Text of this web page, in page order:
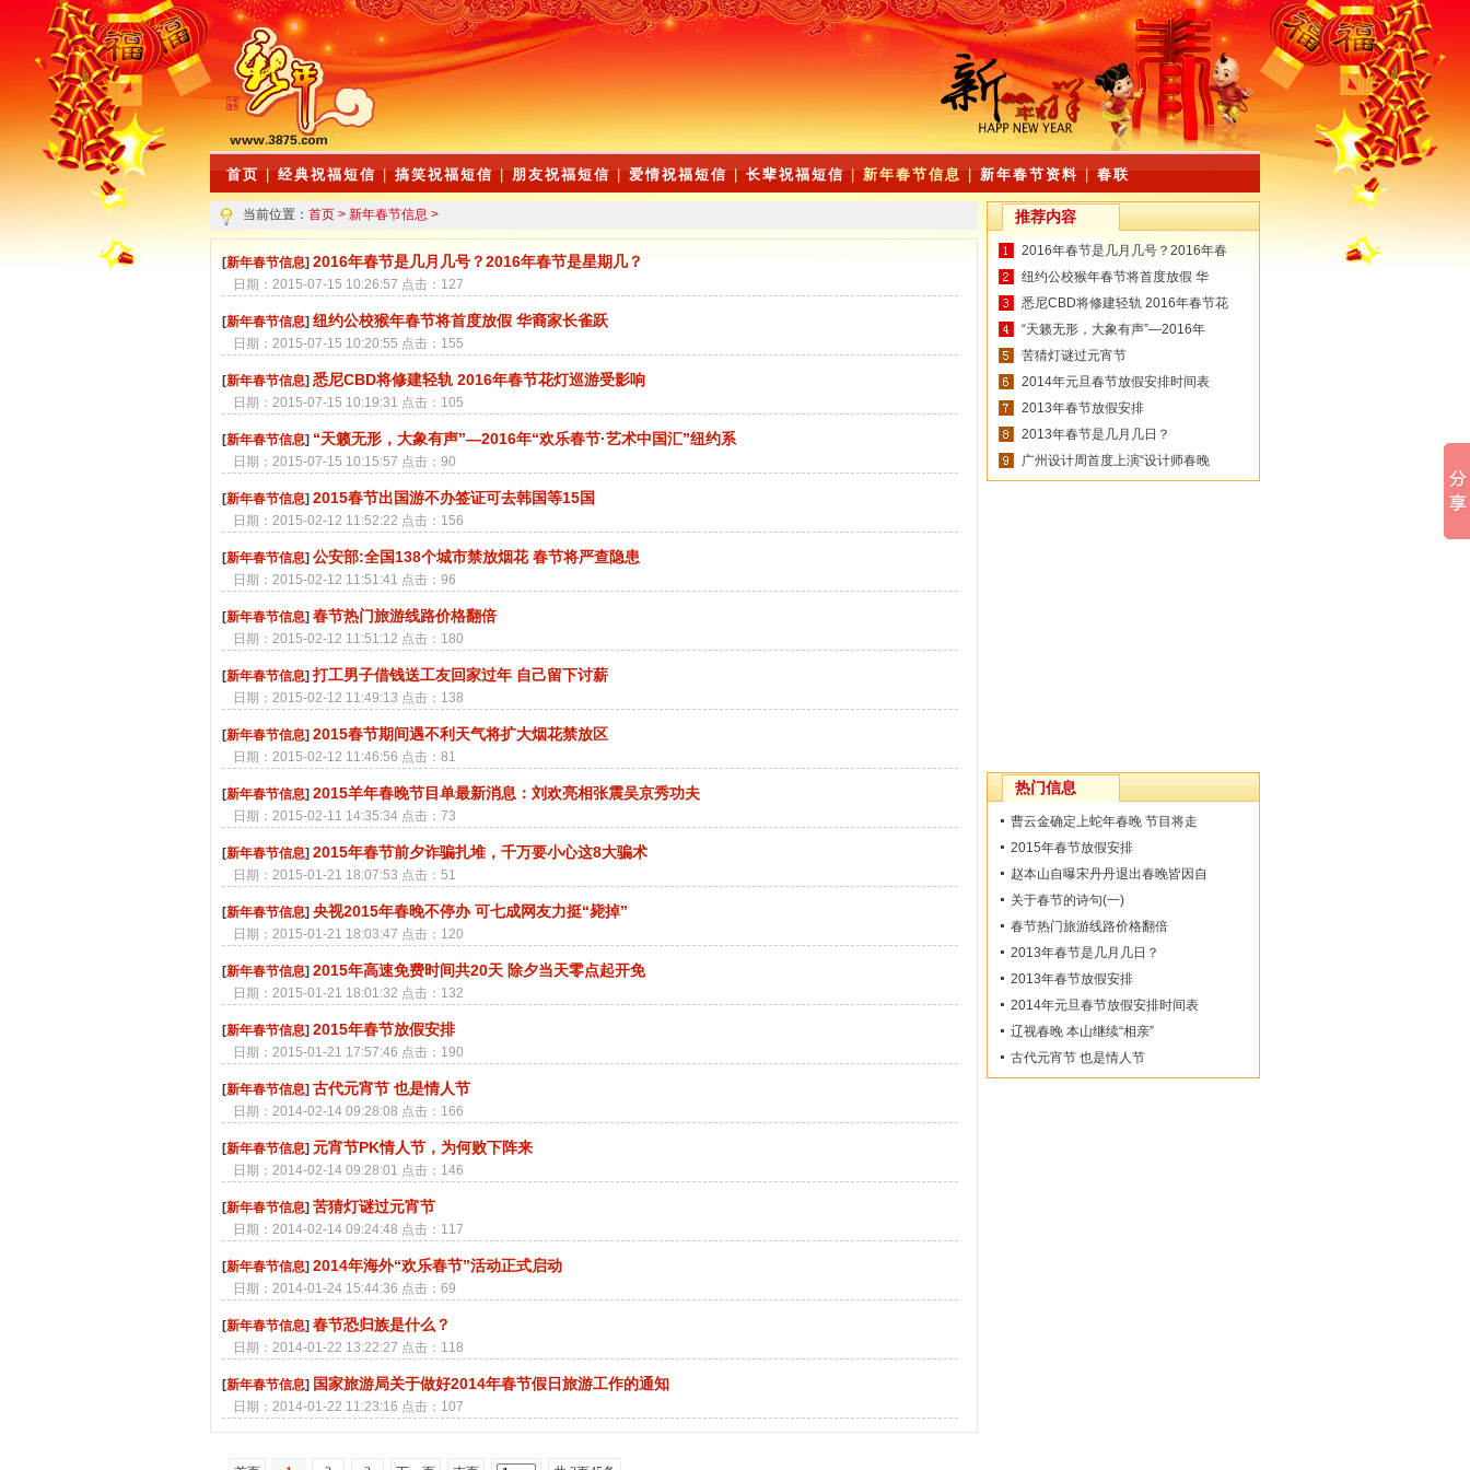
首页 | 经典祝福短信 | 搞笑祝福短信 | 朋友祝福短信 | 爱情祝福短信 | 长辈祝福短信 | 新年春节信息 | 新年春节资料 | 春联
当前位置： 首页 > 新年春节信息 >
[新年春节信息] 2016年春节是几月几号？2016年春节是星期几？
日期：2015-07-15 10:26:57 点击：127
[新年春节信息] 纽约公校猴年春节将首度放假 华裔家长雀跃
日期：2015-07-15 10:20:55 点击：155
[新年春节信息] 悉尼CBD将修建轻轨 2016年春节花灯巡游受影响
日期：2015-07-15 10:19:31 点击：105
[新年春节信息] “天籁无形，大象有声”—2016年“欢乐春节·艺术中国汇”纽约系
日期：2015-07-15 10:15:57 点击：90
[新年春节信息] 2015春节出国游不办签证可去韩国等15国
日期：2015-02-12 11:52:22 点击：156
[新年春节信息] 公安部:全国138个城市禁放烟花 春节将严查隐患
日期：2015-02-12 11:51:41 点击：96
[新年春节信息] 春节热门旅游线路价格翻倍
日期：2015-02-12 11:51:12 点击：180
[新年春节信息] 打工男子借钱送工友回家过年 自己留下讨薪
日期：2015-02-12 11:49:13 点击：138
[新年春节信息] 2015春节期间遇不利天气将扩大烟花禁放区
日期：2015-02-12 11:46:56 点击：81
[新年春节信息] 2015羊年春晚节目单最新消息：刘欢亮相张震吴京秀功夫
日期：2015-02-11 14:35:34 点击：73
[新年春节信息] 2015年春节前夕诈骗扎堆，千万要小心这8大骗术
日期：2015-01-21 18:07:53 点击：51
[新年春节信息] 央视2015年春晚不停办 可七成网友力挺“毙掉”
日期：2015-01-21 18:03:47 点击：120
[新年春节信息] 2015年高速免费时间共20天 除夕当天零点起开免
日期：2015-01-21 18:01:32 点击：132
[新年春节信息] 2015年春节放假安排
日期：2015-01-21 17:57:46 点击：190
[新年春节信息] 古代元宵节 也是情人节
日期：2014-02-14 09:28:08 点击：166
[新年春节信息] 元宵节PK情人节，为何败下阵来
日期：2014-02-14 09:28:01 点击：146
[新年春节信息] 苦猜灯谜过元宵节
日期：2014-02-14 09:24:48 点击：117
[新年春节信息] 2014年海外“欢乐春节”活动正式启动
日期：2014-01-24 15:44:36 点击：69
[新年春节信息] 春节恐归族是什么？
日期：2014-01-22 13:22:27 点击：118
[新年春节信息] 国家旅游局关于做好2014年春节假日旅游工作的通知
日期：2014-01-22 11:23:16 点击：107
推荐内容
2016年春节是几月几号？2016年春
纽约公校猴年春节将首度放假 华
悉尼CBD将修建轻轨 2016年春节花
“天籁无形，大象有声”—2016年
苦猜灯谜过元宵节
2014年元旦春节放假安排时间表
2013年春节放假安排
2013年春节是几月几日？
广州设计周首度上演“设计师春晚
热门信息
曹云金确定上蛇年春晚 节目将走
2015年春节放假安排
赵本山自曝宋丹丹退出春晚皆因自
关于春节的诗句(一)
春节热门旅游线路价格翻倍
2013年春节是几月几日？
2013年春节放假安排
2014年元旦春节放假安排时间表
辽视春晚 本山继续“相亲”
古代元宵节 也是情人节